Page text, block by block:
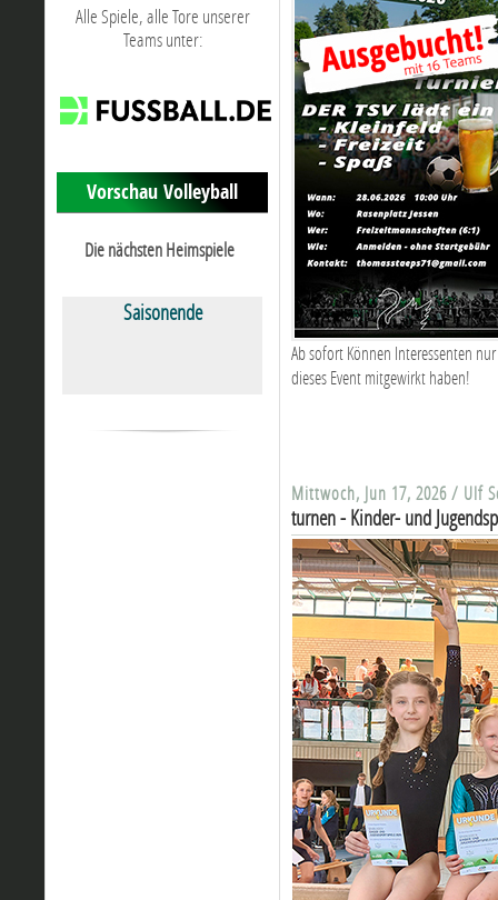
Alle Spiele, alle Tore unserer
Teams unter:
Vorschau Volleyball
Die nächsten Heimspiele
Saisonende
Ab sofort Können Interessenten
dieses Event mitgewirkt haben!
Mittwoch, Jun 17, 2026 / Ulf
turnen - Kinder- und